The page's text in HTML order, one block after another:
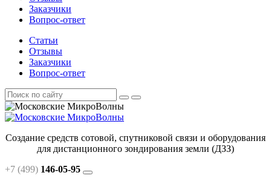
Заказчики
Вопрос-ответ
Статьи
Отзывы
Заказчики
Вопрос-ответ
Создание средств сотовой, спутниковой связи и оборудования
для дистанционного зондирования земли (ДЗЗ)
+7 (499) 146-05-95